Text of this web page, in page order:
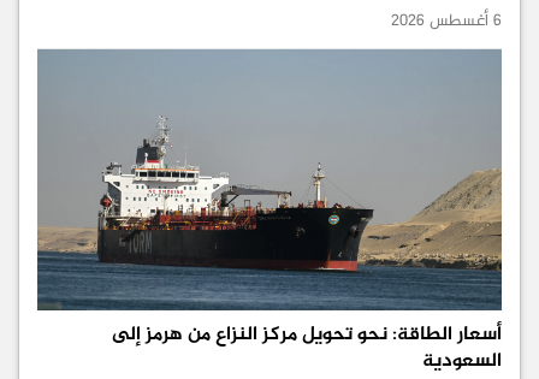
6 أغسطس 2026
أسعار الطاقة: نحو تحويل مركز النزاع من هرمز إلى
السعودية